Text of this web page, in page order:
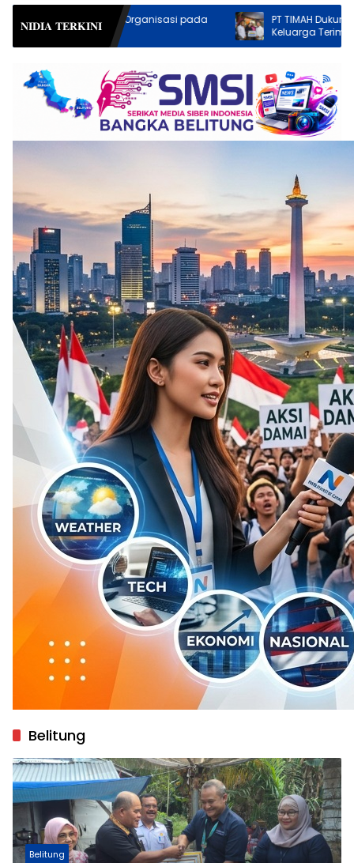
𝐍𝐈𝐃𝐈𝐀 𝐓𝐄𝐑𝐊𝐈𝐍𝐈
pada
PT TIMAH Dukung GENTING BKKBN, Tiga
Keluarga Terima Bantuan Rumah Layak
Huni
Belitung
Belitung